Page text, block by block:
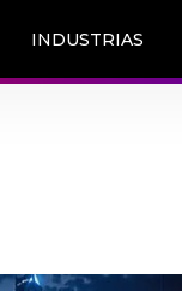
INDUSTRIAS